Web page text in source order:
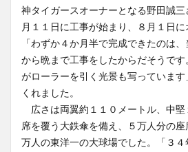
神タイガースオーナーとなる野田誠三
月１１日に工事が始まり、８月１日に
「わずか４か月半で完成できたのは
から晩まで工事をしたからだそうで
がローラーを引く光景も写っていま
くれました。
広さは両翼約１１０メートル、中堅
席を覆う大鉄傘を備え、５万人分の
万人の東洋一の大球場でした。「３